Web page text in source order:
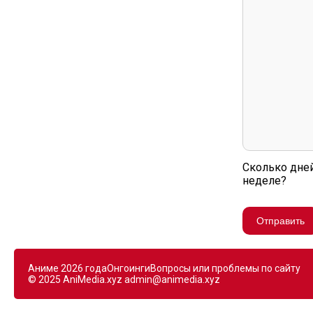
Сколько
неделе?
Отправить
Аниме 2026 годаОнгоингиВопросы или проблемы по сайту
© 2025 AniMedia.xyz admin@animedia.xyz